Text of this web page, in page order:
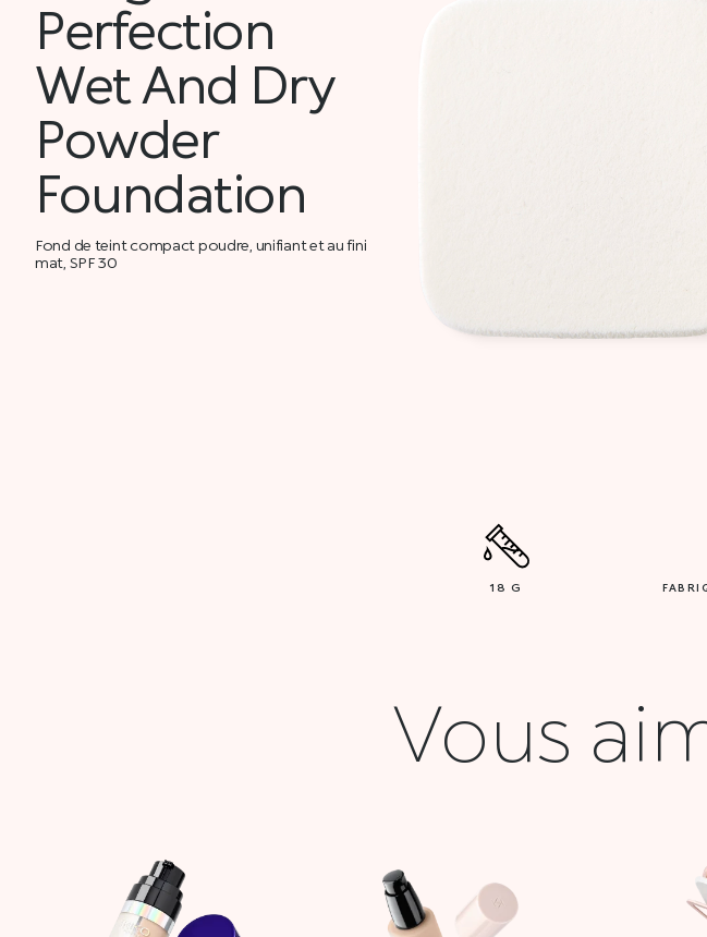
Perfection
Wet And Dry
Powder
Foundation
Fond de teint compact poudre, unifiant et au fini
mat, SPF 30
18 G
Vous
prix
initial
était :
139,900 DT.